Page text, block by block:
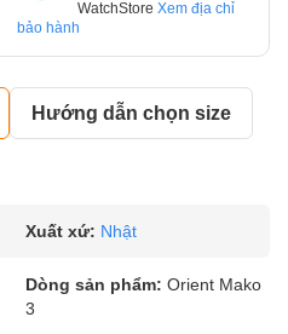
WatchStore Xem địa chỉ
bảo hành
Hướng dẫn chọn size
Xuất xứ: Nhật
Dòng sản phẩm: Orient Mako
3